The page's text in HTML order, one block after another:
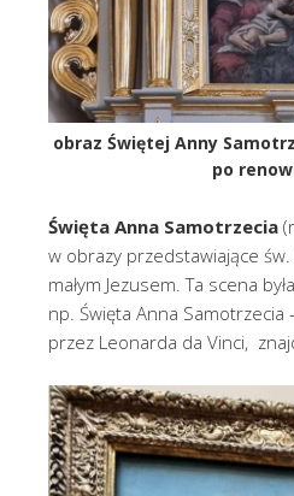
obraz Świętej Anny
po
Święta Anna Samotrzecia
w obrazy przedstawiające św.
małym Jezusem. Ta scena
np. Święta Anna
przez Leonarda da Vinci,